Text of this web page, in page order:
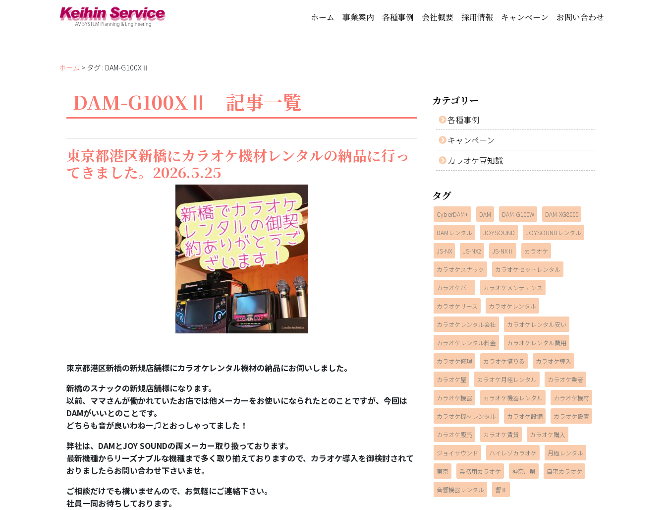
ホーム 事業案内 各種事例 会社概要 採用情報 キャンペーン お問い合わせ
ホーム > タグ : DAM-G100XⅡ
DAM-G100XⅡ 記事一覧
東京都港区新橋にカラオケ機材レンタルの納品に行っ
てきました。2026.5.25
東京都港区新橋の新規店舗様にカラオケレンタル機材の納品にお伺いしました。
新橋のスナックの新規店舗様になります。
以前、ママさんが働かれていたお店では他メーカーをお使いになられたとのことですが、今回は
DAMがいいとのことです。
どちらも音が良いわねー♫とおっしゃってました！
弊社は、DAMとJOY SOUNDの両メーカー取り扱っております。
最新機種からリーズナブルな機種まで多く取り揃えておりますので、カラオケ導入を御検討されて
おりましたらお問い合わせ下さいませ。
ご相談だけでも構いませんので、お気軽にご連絡下さい。
社員一同お待ちしております。
カテゴリー
各種事例
キャンペーン
カラオケ豆知識
タグ
CyberDAM+ DAM DAM-G100W DAM-XG8000
DAMレンタル JOYSOUND JOYSOUNDレンタル
JS-NX JS-NX2 JS-NXⅡ カラオケ
カラオケスナック カラオケセットレンタル
カラオケバー カラオケメンテナンス
カラオケリース カラオケレンタル
カラオケレンタル会社 カラオケレンタル安い
カラオケレンタル料金 カラオケレンタル費用
カラオケ修理 カラオケ借りる カラオケ導入
カラオケ屋 カラオケ月極レンタル カラオケ業者
カラオケ機器 カラオケ機器レンタル カラオケ機材
カラオケ機材レンタル カラオケ設備 カラオケ設置
カラオケ販売 カラオケ賃貸 カラオケ購入
ジョイサウンド ハイレゾカラオケ 月極レンタル
東京 業務用カラオケ 神奈川県 自宅カラオケ
音響機器レンタル 響Ⅱ